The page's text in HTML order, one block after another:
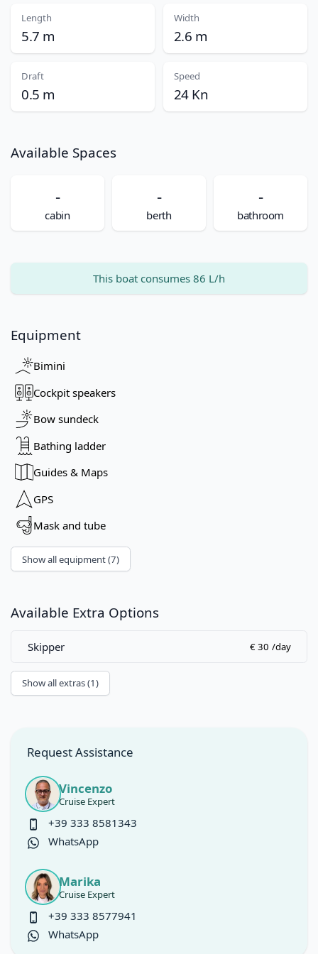
Length
5.7 m
Width
2.6 m
Draft
0.5 m
Speed
24 Kn
Available Spaces
-
cabin
-
berth
-
bathroom
This boat consumes 86 L/h
Equipment
Bimini
Cockpit speakers
Bow sundeck
Bathing ladder
Guides & Maps
GPS
Mask and tube
Show all equipment (7)
Available Extra Options
Skipper € 30 /day
Show all extras (1)
Request Assistance
Vincenzo
Cruise Expert
+39 333 8581343
WhatsApp
Marika
Cruise Expert
+39 333 8577941
WhatsApp